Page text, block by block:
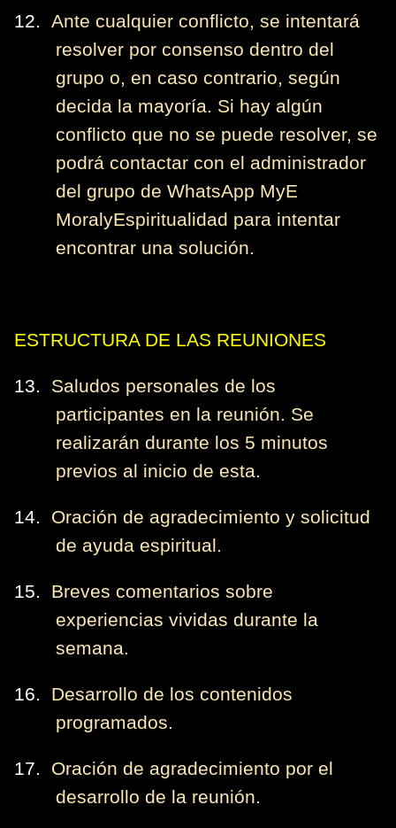
12. Ante cualquier conflicto, se intentará
resolver por consenso dentro del
grupo o, en caso contrario, según
decida la mayoría. Si hay algún
conflicto que no se puede resolver, se
podrá contactar con el administrador
del grupo de WhatsApp MyE
MoralyEspiritualidad para intentar
encontrar una solución.
ESTRUCTURA DE LAS REUNIONES
13.
Saludos personales de los
participantes en la reunión. Se
realizarán durante los 5 minutos
previos al inicio de esta.
14.
Oración de agradecimiento y solicitud
de ayuda espiritual.
15.
Breves comentarios sobre
experiencias vividas durante la
semana.
16.
Desarrollo de los contenidos
programados.
17.
Oración de agradecimiento por el
desarrollo de la reunión.